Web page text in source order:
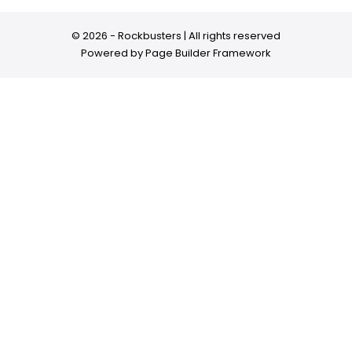
© 2026 - Rockbusters | All rights reserved
Powered byPage Builder Framework